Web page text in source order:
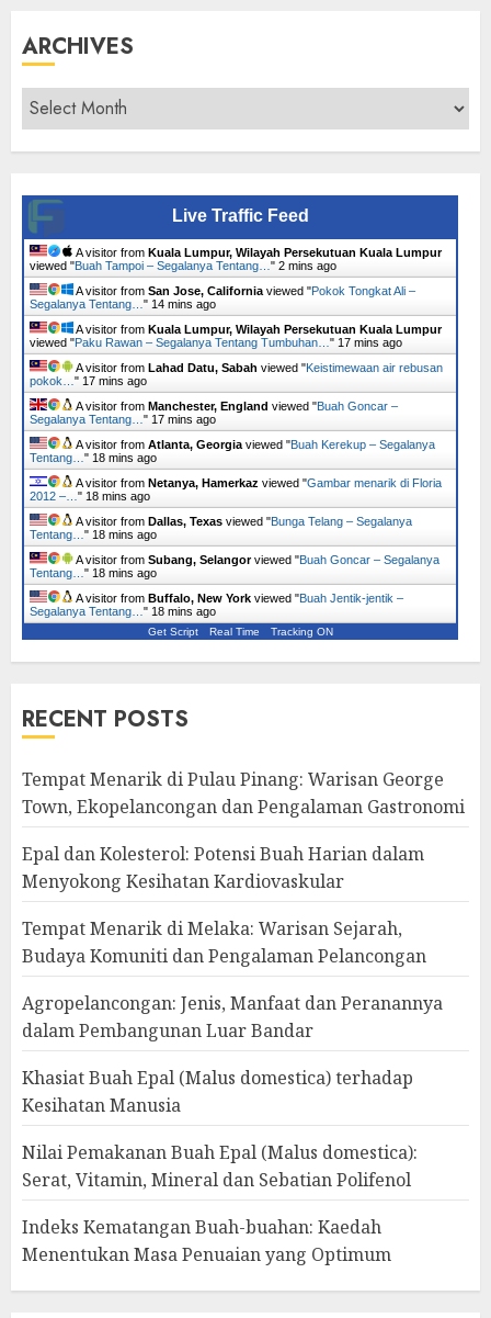
ARCHIVES
Archives
Live Traffic Feed
A visitor from Kuala Lumpur, Wilayah Persekutuan Kuala Lumpur
viewed "Buah Tampoi – Segalanya Tentang… " 2 mins ago
A visitor from San Jose, California viewed "Pokok Tongkat Ali –
Segalanya Tentang… " 14 mins ago
A visitor from Kuala Lumpur, Wilayah Persekutuan Kuala Lumpur
viewed "Paku Rawan – Segalanya Tentang Tumbuhan… " 17 mins ago
A visitor from Lahad Datu, Sabah viewed "Keistimewaan air rebusan
pokok… " 17 mins ago
A visitor from Manchester, England viewed "Buah Goncar –
Segalanya Tentang… " 17 mins ago
A visitor from Atlanta, Georgia viewed "Buah Kerekup – Segalanya
Tentang… " 18 mins ago
A visitor from Netanya, Hamerkaz viewed "Gambar menarik di Floria
2012 –… " 18 mins ago
A visitor from Dallas, Texas viewed "Bunga Telang – Segalanya
Tentang… " 18 mins ago
A visitor from Subang, Selangorviewed "Buah Goncar – Segalanya
Tentang… " 18 mins ago
A visitor from Buffalo, New York viewed "Buah Jentik-jentik –
Segalanya Tentang… " 18 mins ago
Get Script Real Time Tracking ON
RECENT POSTS
Tempat Menarik di Pulau Pinang: Warisan George
Town, Ekopelancongan dan Pengalaman Gastronomi
Epal dan Kolesterol: Potensi Buah Harian dalam
Menyokong Kesihatan Kardiovaskular
Tempat Menarik di Melaka: Warisan Sejarah,
Budaya Komuniti dan Pengalaman Pelancongan
Agropelancongan: Jenis, Manfaat dan Peranannya
dalam Pembangunan Luar Bandar
Khasiat Buah Epal (Malus domestica) terhadap
Kesihatan Manusia
Nilai Pemakanan Buah Epal (Malus domestica):
Serat, Vitamin, Mineral dan Sebatian Polifenol
Indeks Kematangan Buah-buahan: Kaedah
Menentukan Masa Penuaian yang Optimum